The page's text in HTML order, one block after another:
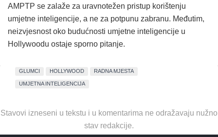
AMPTP se zalaže za uravnotežen pristup korištenju
umjetne inteligencije, a ne za potpunu zabranu. Međutim,
neizvjesnost oko budućnosti umjetne inteligencije u
Hollywoodu ostaje sporno pitanje.
GLUMCI HOLLYWOOD RADNA MJESTA
UMJETNA INTELIGENCIJA
Stavovi izneseni u tekstu i u komentarima ne odražavaju nužno
stav redakcije.